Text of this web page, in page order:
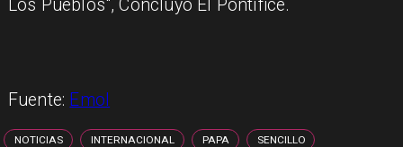
Los Pueblos", Concluyó El Pontífice.
Fuente: Emol
NOTICIAS INTERNACIONAL PAPA SENCILLO